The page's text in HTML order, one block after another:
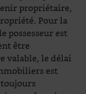
propriétaire,
Pour la
possesseur est
être
valable, le délai
est